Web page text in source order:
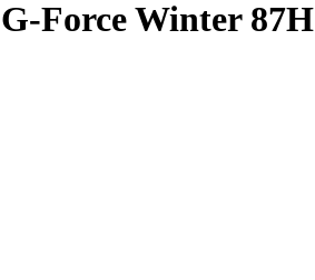
Force Winter 87H